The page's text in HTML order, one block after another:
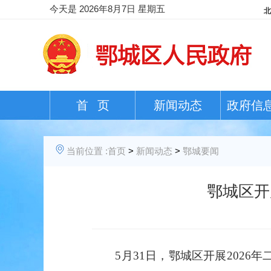
今天是 2026年8月7日 星期五
首 页 新闻动态 政府信
当前位置 :首页 > 新闻动态 > 鄂城要闻
鄂城区
5月31日，鄂城区开展2026年二